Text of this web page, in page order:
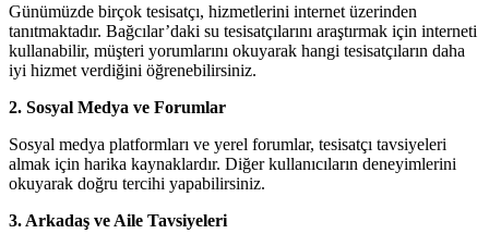
Günümüzde birçok tesisatçı, hizmetlerini internet üzerinden
tanıtmaktadır. Bağcılar’daki su tesisatçılarını araştırmak için interneti
kullanabilir, müşteri yorumlarını okuyarak hangi tesisatçıların daha
iyi hizmet verdiğini öğrenebilirsiniz.
2. Sosyal Medya ve Forumlar
Sosyal medya platformları ve yerel forumlar, tesisatçı tavsiyeleri
almak için harika kaynaklardır. Diğer kullanıcıların deneyimlerini
okuyarak doğru tercihi yapabilirsiniz.
3. Arkadaş ve Aile Tavsiyeleri